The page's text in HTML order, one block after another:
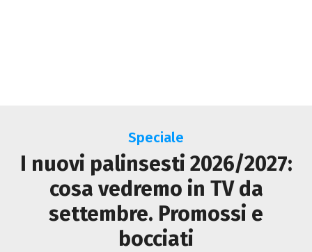
Speciale
I nuovi palinsesti 2026/2027:
cosa vedremo in TV da
settembre. Promossi e
bocciati